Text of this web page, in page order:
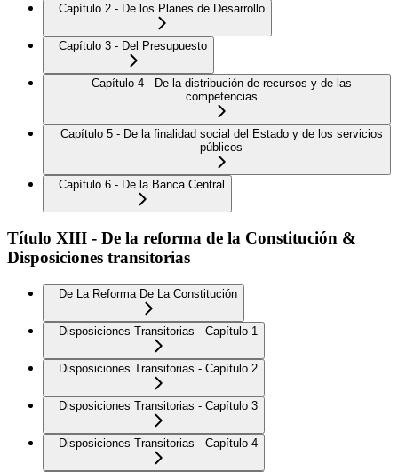
Capítulo 2 - De los Planes de Desarrollo
Capítulo 3 - Del Presupuesto
Capítulo 4 - De la distribución de recursos y de las
competencias
Capítulo 5 - De la finalidad social del Estado y de los servicios
públicos
Capítulo 6 - De la Banca Central
Título XIII - De la reforma de la Constitución &
Disposiciones transitorias
De La Reforma De La Constitución
Disposiciones Transitorias - Capítulo 1
Disposiciones Transitorias - Capítulo 2
Disposiciones Transitorias - Capítulo 3
Disposiciones Transitorias - Capítulo 4